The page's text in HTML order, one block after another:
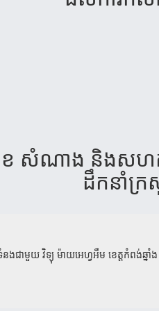
ណាង និងសហការីន
ដឹកនាំក្
ទំនងជាមួយវិទ្យុ ម៉ាយអេហ្វអឹម ខេត្តកំពង់ឆ្នាំង